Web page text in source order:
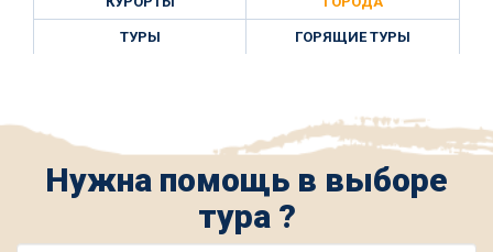
ТУРЫ ГОРЯЩИЕ ТУРЫ
Нужна помощь в выборе
тура ?